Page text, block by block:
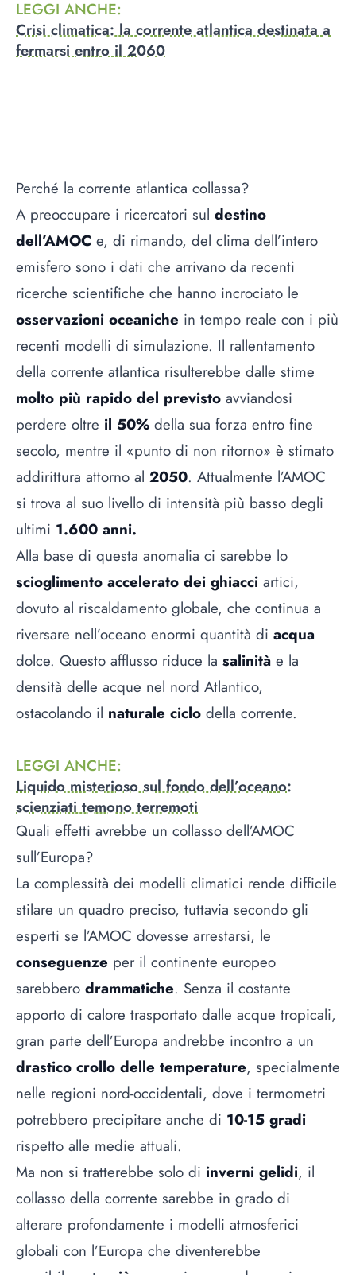
LEGGI ANCHE:
Crisi climatica: la corrente atlantica destinata a
fermarsi entro il 2060
Perché la corrente atlantica collassa?
A preoccupare i ricercatori sul destino
dell’AMOC e, di rimando, del clima dell’intero
emisfero sono i dati che arrivano da recenti
ricerche scientifiche che hanno incrociato le
osservazioni oceaniche in tempo reale con i più
recenti modelli di simulazione. Il rallentamento
della corrente atlantica risulterebbe dalle stime
molto più rapido del previsto avviandosi
perdere oltre il 50% della sua forza entro fine
secolo, mentre il «punto di non ritorno» è stimato
addirittura attorno al 2050. Attualmente l’AMOC
si trova al suo livello di intensità più basso degli
ultimi 1.600 anni.
Alla base di questa anomalia ci sarebbe lo
scioglimento accelerato dei ghiacci artici,
dovuto al riscaldamento globale, che continua a
riversare nell’oceano enormi quantità di acqua
dolce. Questo afflusso riduce la salinità e la
densità delle acque nel nord Atlantico,
ostacolando il naturale ciclo della corrente.
LEGGI ANCHE:
Liquido misterioso sul fondo dell’oceano:
scienziati temono terremoti
Quali effetti avrebbe un collasso dell’AMOC
sull’Europa?
La complessità dei modelli climatici rende difficile
stilare un quadro preciso, tuttavia secondo gli
esperti se l’AMOC dovesse arrestarsi, le
conseguenze per il continente europeo
sarebbero drammatiche. Senza il costante
apporto di calore trasportato dalle acque tropicali,
gran parte dell’Europa andrebbe incontro a un
drastico crollo delle temperature, specialmente
nelle regioni nord-occidentali, dove i termometri
potrebbero precipitare anche di 10-15 gradi
rispetto alle medie attuali.
Ma non si tratterebbe solo di inverni gelidi, il
collasso della corrente sarebbe in grado di
alterare profondamente i modelli atmosferici
globali con l’Europa che diventerebbe